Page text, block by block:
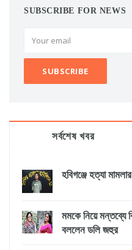
SUBSCRIBE FOR NEWS
সর্বশেষ খবর
হবিগঞ্জে হত্যা
মমকে নিয়ে মন্তব্যে
বললেন ডলি জহুর